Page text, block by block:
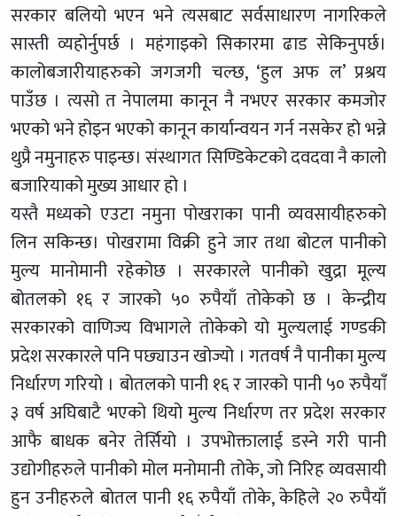
सरकार बलियो भएन भने त्यसबाट सर्वसाधारण नागरिकले
सास्ती व्यहोर्नुपर्छ । महंगाइको सिकारमा ढाड सेकिनुपर्छ।
कालोबजारीयाहरुको जगजगी चल्छ, ‘हुल अफ ल’ प्रश्रय
पाउँछ । त्यसो त नेपालमा कानून नै नभएर सरकार कमजोर
भएको भने होइन भएको कानून कार्यान्वयन गर्न नसकेर हो भन्ने
थुप्रै नमुनाहरु पाइन्छ। संस्थागत सिण्डिकेटको दवदवा नै कालो
बजारियाको मुख्य आधार हो ।
यस्तै मध्यको एउटा नमुना पोखराका पानी व्यवसायीहरुको
लिन सकिन्छ। पोखरामा विक्री हुने जार तथा बोटल पानीको
मुल्य मानोमानी रहेकोछ । सरकारले पानीको खुद्रा मूल्य
बोतलको १६ र जारको ५० रुपैयाँ तोकेको छ । केन्द्रीय
सरकारको वाणिज्य विभागले तोकेको यो मुल्यलाई गण्डकी
प्रदेश सरकारले पनि पछ्याउन खोज्यो । गतवर्ष नै पानीका मुल्य
निर्धारण गरियो । बोतलको पानी १६ र जारको पानी ५० रुपैयांँ
३ वर्ष अघिबाटै भएको थियो मुल्य निर्धारण तर प्रदेश सरकार
आफै बाधक बनेर तेर्सियो । उपभोक्तालाई डस्ने गरी पानी
उद्योगीहरुले पानीको मोल मनोमानी तोके, जो निरिह व्यवसायी
हुन उनीहरुले बोतल पानी १६ रुपैयाँ तोके, केहिले २० रुपैयाँ